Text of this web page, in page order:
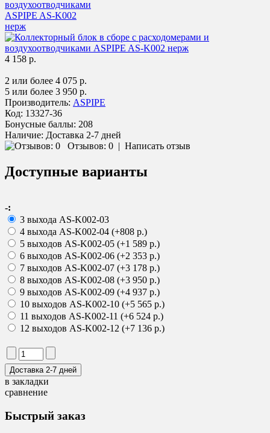
4 158 р.
2 или более 4 075 р.
5 или более 3 950 р.
Производитель: ASPIPE
Код: 13327-36
Бонусные баллы: 208
Наличие: Доставка 2-7 дней
Отзывов: 0 | Написать отзыв
Доступные варианты
-:
3 выхода AS-K002-03
4 выхода AS-K002-04 (+808 р.)
5 выходов AS-K002-05 (+1 589 р.)
6 выходов AS-K002-06 (+2 353 р.)
7 выходов AS-K002-07 (+3 178 р.)
8 выходов AS-K002-08 (+3 950 р.)
9 выходов AS-K002-09 (+4 937 р.)
10 выходов AS-K002-10 (+5 565 р.)
11 выходов AS-K002-11 (+6 524 р.)
12 выходов AS-K002-12 (+7 136 р.)
в закладки
сравнение
Быстрый заказ